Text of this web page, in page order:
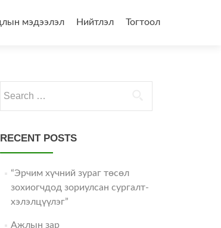
мэдээлэл Нийтлэл Тогтоол
for:
RECENT POSTS
“Эрчим хүчний зураг төсөл
зохиогчдод зориулсан сургалт-
хэлэлцүүлэг”
Ажлын зар